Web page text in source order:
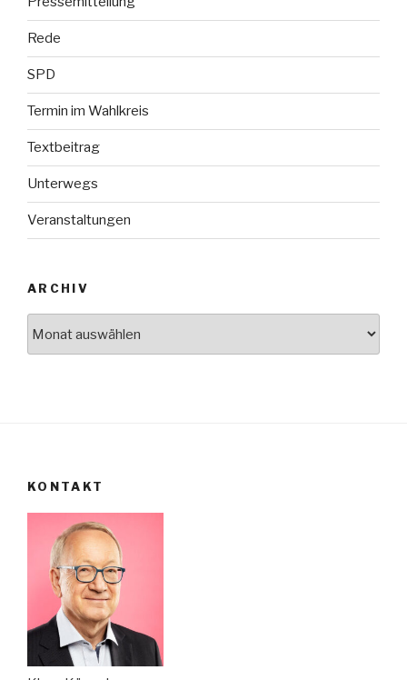
Rede
SPD
Termin im Wahlkreis
Textbeitrag
Unterwegs
Veranstaltungen
ARCHIV
KONTAKT